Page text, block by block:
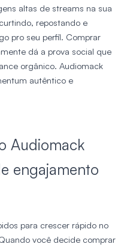
altas de streams na sua
repostando e
pro seu perfil. Comprar
dá a prova social que
orgânico. Audiomack
autêntico e
Audiomack
engajamento
para crescer rápido no
você decide comprar